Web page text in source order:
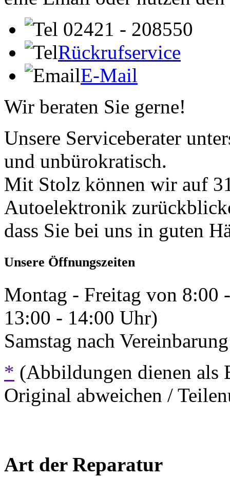
02421 - 208550
Rückrufservice
E-Mail
Wir beraten Sie gerne!
Unsere Serviceberater
und unbürokratisch.
Mit Stolz können wir auf
Autoelektronik
dass Sie bei uns in guten
Unsere Öffnungszeiten
Montag - Freitag von 8:00
13:00 - 14:00 Uhr)
Samstag nach
* (Abbildungen dienen als
Original abweichen /
Art der Reparatur